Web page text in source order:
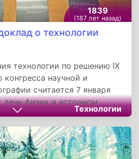
1839
(187 лет назад)
о технологии
технологии по решению IX
научной и
считается 7 января
день физик и астроном
доклад о методе
Французской
Технологии